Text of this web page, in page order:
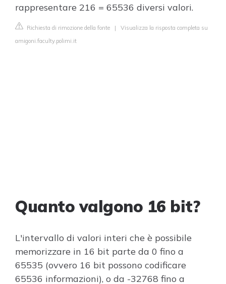
rappresentare 216 = 65536 diversi valori.
Richiesta di rimozione della fonte | Visualizza la risposta completa su
amigoni.faculty.polimi.it
Quanto valgono 16 bit?
L'intervallo di valori interi che è possibile
memorizzare in 16 bit parte da 0 fino a
65535 (ovvero 16 bit possono codificare
65536 informazioni), o da -32768 fino a